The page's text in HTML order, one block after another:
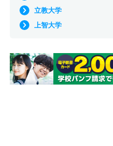
立教大学
上智大学